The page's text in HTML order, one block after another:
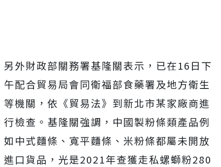
另外財政部關務署基隆關表示，已在16 日下
午配合貿易局會同衛福部食藥署及地方衛生
等機關，依《貿易法》到新北市某家廠商進
行檢查。基隆關強調，中國製粉條類產品例
如中式麵條、寬平麵條、米粉條都屬未開放
進口貨品，光是2021年查獲走私螺螄粉280